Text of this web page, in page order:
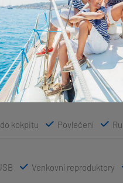
kotevní vrátek
Fendry
/ lávka
Nafukovací
v kokpitě
Týkový
kokpitu Povlečení
Venkovní reproduktory